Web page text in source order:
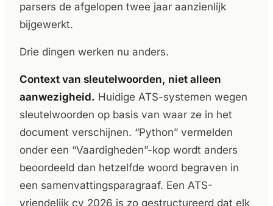
parsers de afgelopen twee jaar aanzienlijk
bijgewerkt.
Drie dingen werken nu anders.
Context van sleutelwoorden, niet alleen
aanwezigheid. Huidige ATS-systemen wegen
sleutelwoorden op basis van waar ze in het
document verschijnen. “Python” vermelden
onder een “Vaardigheden”-kop wordt anders
beoordeeld dan hetzelfde woord begraven in
een samenvattingsparagraaf. Een ATS-
vriendelijk cv 2026 is zo gestructureerd dat elk